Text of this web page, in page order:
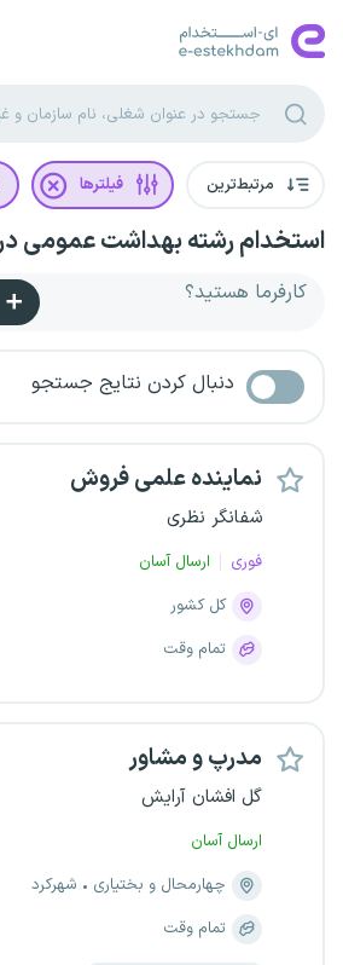
مرتبط‌ترین فیلترها
استخدام رشته بهداشت عمومی
کارفرما هستید؟
دنبال کردن نتایج جستجو
نماینده علمی فروش
شفانگر نظری
فوری
ارسال آسان
کل کشور
تمام وقت
مدرپ و مشاور
گل افشان آرایش
ارسال آسان
چهارمحال و بختیاری
شهرکرد
تمام وقت